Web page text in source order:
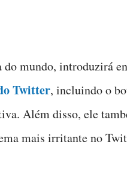
mundo, introduzirá
Twitter, incluindo o
Além disso, ele
mais irritante no